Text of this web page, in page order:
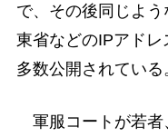
で、その後同じよ
東省などのIPアドレ
多数公開されている
軍服コートが若者